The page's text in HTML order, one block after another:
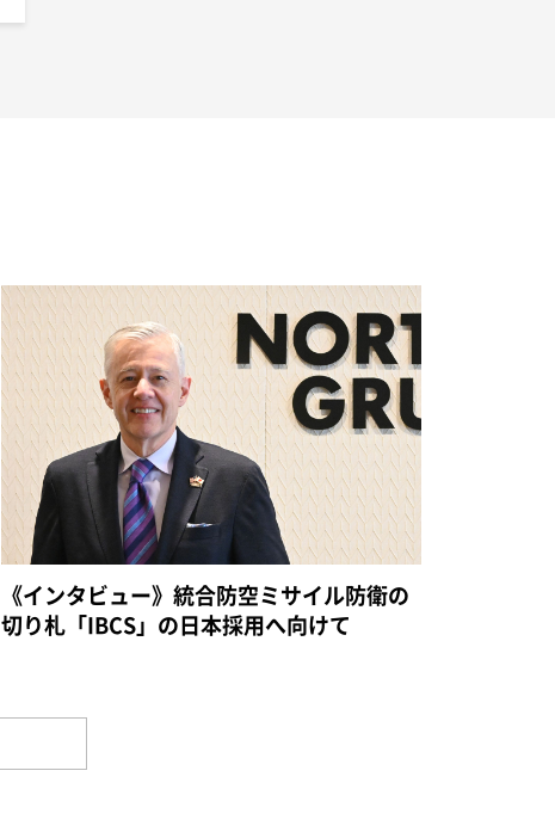
《インタビュー》統合防空ミサイル防衛の
切り札「IBCS」の日本採用へ向けて